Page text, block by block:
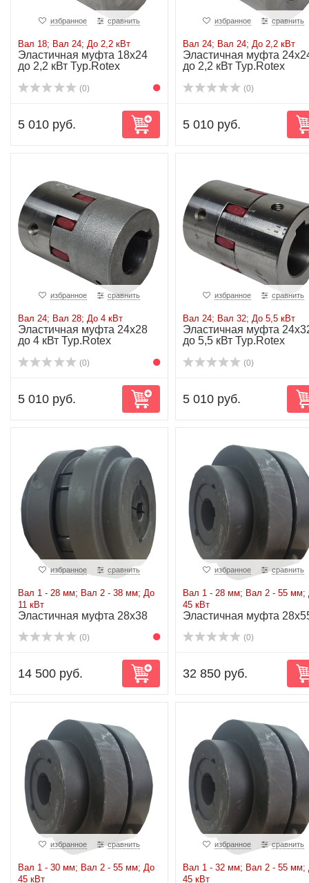
избранное сравнить
Вал 18; Вал 24; До 2,2 кВт
Эластичная муфта 18х24
до 2,2 кВт Typ.Rotex
(0)
5 010 руб.
избранное сравнить
Вал 24; Вал 24; До 2,2 кВт
Эластичная муфта
до 2,2 кВт Typ.Rotex
(0)
5 010 руб.
избранное сравнить
Вал 24; Вал 28; До 4 кВт
Эластичная муфта 24х28
до 4 кВт Typ.Rotex
(0)
5 010 руб.
избранное сравнить
Вал 24; Вал 32; До 5,5 кВт
Эластичная муфта
до 5,5 кВт Typ.Rotex
(0)
5 010 руб.
избранное сравнить
Вал 1 - 28 мм; Вал 2 - 38 мм; До
11 кВт
Эластичная муфта 28x38
(0)
14 500 руб.
избранное сравнить
Вал 1 - 28 мм; Вал 2 - 55 мм;
45 кВт
Эластичная муфта
(0)
32 850 руб.
избранное сравнить
Вал 1 - 30 мм; Вал 2 - 55 мм; До
45 кВт
избранное сравнить
Вал 1 - 32 мм; Вал 2 - 55 мм;
45 кВт